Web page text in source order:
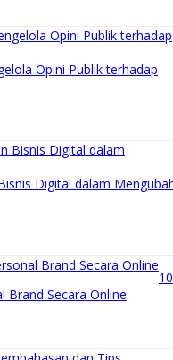
Opini Publik terhadap
Digital dalam
10
Brand Secara Online